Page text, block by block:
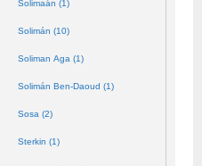
Solimaán (1)
Solimán (10)
Soliman Aga (1)
Solimán Ben-Daoud (1)
Sosa (2)
Sterkin (1)